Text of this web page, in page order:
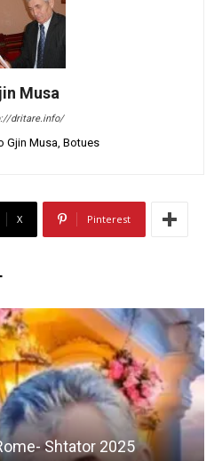
Musa
dritare.info/
Gjin Musa, Botues
X Pinterest
Shtator 2025